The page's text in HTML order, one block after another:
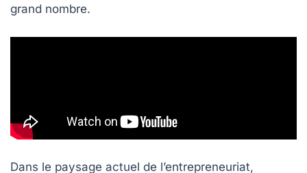
grand nombre.
Dans le paysage actuel de l’entrepreneuriat,